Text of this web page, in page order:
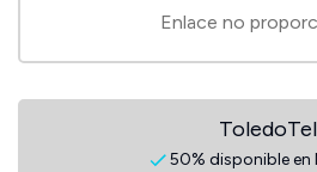
Enlace no
ToledoTel
50% disponible en